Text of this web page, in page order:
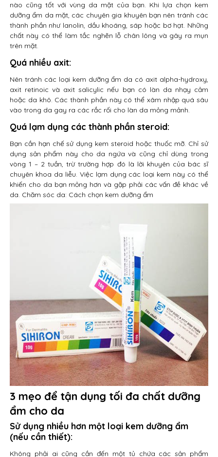
nào cũng tốt với vùng da mặt của bạn. Khi lựa chọn kem
dưỡng ẩm da mặt, các chuyên gia khuyên bạn nên tránh các
thành phần như lanolin, dầu khoáng, sáp hoặc bơ hạt. Những
chất này có thể làm tắc nghẽn lỗ chân lông và gây ra mụn
trên mặt.
Quá nhiều axit:
Nên tránh các loại kem dưỡng ẩm da có axit alpha-hydroxy,
axit retinoic và axit salicylic nếu bạn có làn da nhạy cảm
hoặc da khô. Các thành phần này có thể xâm nhập quá sâu
vào trong da gay ra các rắc rối cho làn da mỏng mảnh.
Quá lạm dụng các thành phần steroid:
Bạn cần hạn chế sử dụng kem steroid hoặc thuốc mỡ. Chỉ sử
dụng sản phẩm này cho da ngứa và cũng chỉ dùng trong
vòng 1 – 2 tuần, trừ trường hợp đó là lời khuyên của bác sĩ
chuyên khoa da liễu. Việc lạm dụng các loại kem này có thể
khiến cho da bạn mỏng hơn và gặp phải các vấn đề khác về
da. Chăm sóc da: Cách chọn kem dưỡng ẩm
3 mẹo để tận dụng tối đa chất dưỡng
ẩm cho da
Sử dụng nhiều hơn một loại kem dưỡng ẩm
(nếu cần thiết):
Không phải ai cũng cần đến một tủ chứa các sản phẩm